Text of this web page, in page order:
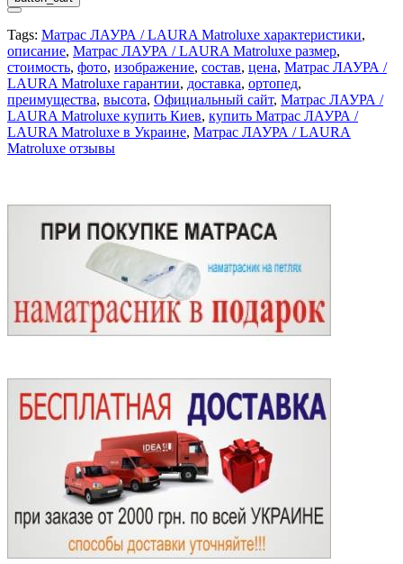
Tags: Матрас ЛАУРА / LAURA Matroluxe характеристики,
описание, Матрас ЛАУРА / LAURA Matroluxe размер,
стоимость, фото, изображение, состав, цена, Матрас ЛАУРА /
LAURA Matroluxe гарантии, доставка, ортопед,
преимущества, высота, Официальный сайт, Матрас ЛАУРА /
LAURA Matroluxe купить Киев, купить Матрас ЛАУРА /
LAURA Matroluxe в Украине, Матрас ЛАУРА / LAURA
Matroluxe отзывы